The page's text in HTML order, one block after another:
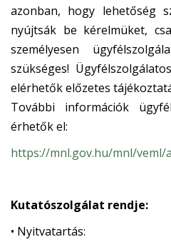
azonban, hogy lehetőség
nyújtsák be kérelmüket,
személyesen
szükséges!
elérhetők előzetes
További információk
érhetők el:
https://mnl.gov.hu/mnl/veml/
Kutatószolgálat rendje:
• Nyitvatartás: